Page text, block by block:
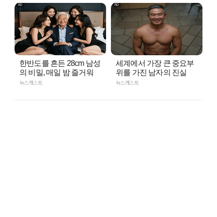
한반도를 흔든 28cm 남성
의 비밀, 매일 밤 즐거워
뉴스캐스트
세계에서 가장 큰 중요부
위를 가진 남자의 진실
뉴스캐스트